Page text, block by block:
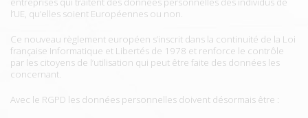
l’UE, qu’elles soient Européennes ou non.
Ce nouveau règlement européen s’inscrit dans la continuité de la Loi
française Informatique et Libertés de 1978 et renforce le contrôle
par les citoyens de l’utilisation qui peut être faite des données les
concernant.
Avec le RGPD les données personnelles doivent désormais être :